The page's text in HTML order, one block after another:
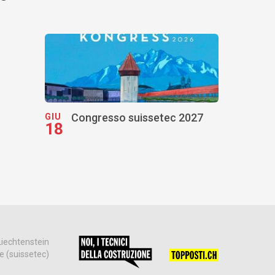
GIU
18
Congresso suissetec 2027
(suissetec)